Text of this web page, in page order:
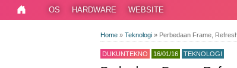
OS HARDWARE WEBSITE
Home » Teknologi » Perbedaan Frame,
DUKUNTEKNO 16/01/16 TEKNOLOGI